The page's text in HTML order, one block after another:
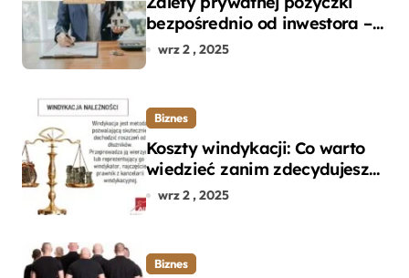
bezpośrednio od inwestora –
dlaczego warto?
wrz 2 , 2025
Biznes
Koszty windykacji: Co warto
wiedzieć zanim zdecydujesz
się na odzyskanie długu?
wrz 2 , 2025
Biznes